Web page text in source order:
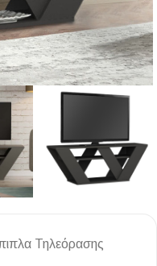
Τηλεόρασης